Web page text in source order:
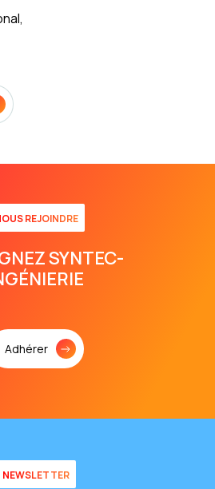
REJOINDRE
SYNTEC-
Adhérer
NEWSLETTER